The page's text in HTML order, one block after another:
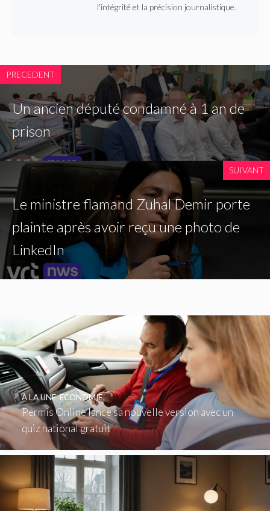
l'intégrité et la précision journalistique.
PRECEDENT
Un ancien député condamné à 1 an de
prison
SUIVANT
Le ministre flamand Zuhal Demir porte
plainte après avoir reçu une photo de
LinkedIn
Permis Online lance sa nouvelle version avec un
quiz national gratuit
À LA UNE,ECONOMIE